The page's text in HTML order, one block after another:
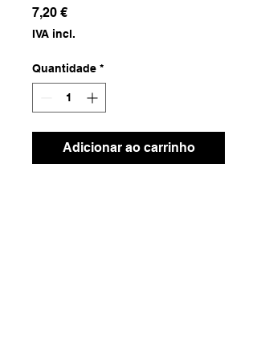
7,20 €Preço
IVA incl.
Quantidade *
Adicionar ao carrinho